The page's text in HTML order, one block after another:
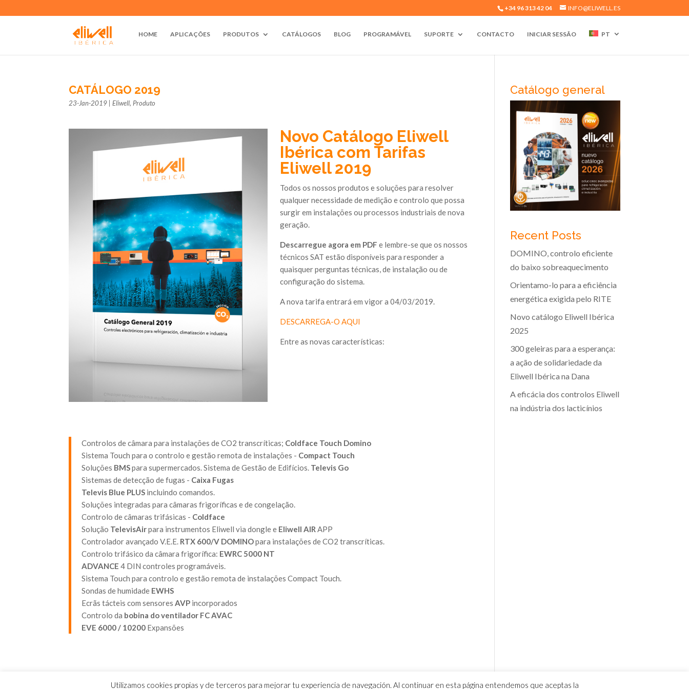
+34 96 313 42 04 INFO@ELIWELL.ES
HOME APLICAÇÕES PRODUTOS CATÁLOGOS BLOG PROGRAMÁVEL SUPORTE CONTACTO INICIAR SESSÃO PT
CATÁLOGO 2019
23-Jan-2019 |Eliwell, Produto
Novo Catálogo Eliwell
Ibérica com Tarifas
Eliwell 2019
Todos os nossos produtos e soluções para resolver
qualquer necessidade de medição e controlo que possa
surgir em instalações ou processos industriais de nova
geração.
Descarregue agora em PDF e lembre-se que os nossos
técnicos SAT estão disponíveis para responder a
quaisquer perguntas técnicas, de instalação ou de
configuração do sistema.
A nova tarifa entrará em vigor a 04/03/2019.
DESCARREGA-O AQUI
Entre as novas características:
Controlos de câmara para instalações de CO2 transcríticas; Coldface Touch Domino
Sistema Touch para o controlo e gestão remota de instalações - Compact Touch
Soluções BMSpara supermercados. Sistema de Gestão de Edifícios. Televis Go
Sistemas de detecção de fugas - Caixa Fugas
Televis Blue PLUS incluindo comandos.
Soluções integradas para câmaras frigoríficas e de congelação.
Controlo de câmaras trifásicas - Coldface
Solução TelevisAirpara instrumentos Eliwell via dongle e Eliwell AIR APP
Controlador avançado V.E.E. RTX 600/V DOMINOpara instalações de CO2 transcríticas.
Controlo trifásico da câmara frigorífica: EWRC 5000 NT
ADVANCE 4 DIN controles programáveis.
Sistema Touch para controlo e gestão remota de instalações Compact Touch.
Sondas de humidade EWHS
Ecrãs tácteis com sensoresAVP incorporados
Controlo da bobina do ventilador FC AVAC
EVE 6000 / 10200 Expansões
Catálogo general
Recent Posts
DOMINO, controlo eficiente
do baixo sobreaquecimento
Orientamo-lo para a eficiência
energética exigida pelo RITE
Novo catálogo Eliwell Ibérica
2025
300 geleiras para a esperança:
a ação de solidariedade da
Eliwell Ibérica na Dana
A eficácia dos controlos Eliwell
na indústria dos lacticínios
Utilizamos cookies propias y de terceros para mejorar tu experiencia de navegación. Al continuar en esta página entendemos que aceptas la